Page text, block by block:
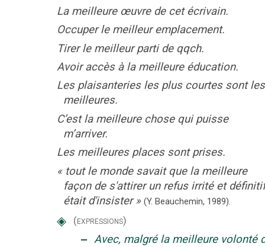
La meilleure œuvre de cet écrivain.
Occuper le meilleur emplacement.
Tirer le meilleur parti de qqch.
Avoir accès à la meilleure éducation.
Les plaisanteries les plus courtes sont les
meilleures.
C’est la meilleure chose qui puisse
m’arriver.
Les meilleures places sont prises.
« tout le monde savait que la meilleure
façon de s'attirer un refus irrité et définitif
était d'insister » (Y. Beauchemin, 1989).
◈ (expressions)
‒ Avec, malgré la meilleure volonté